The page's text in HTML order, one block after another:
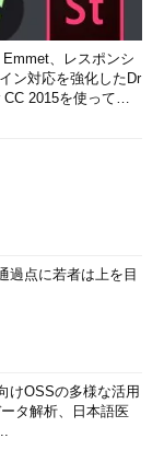
Emmet、レスポンシ
ン対応を強化したDr
2015を使って
過点に若者は上を目
けOSSの多様な活用
タ解析、日本語医